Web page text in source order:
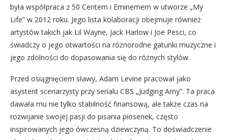
była współpraca z 50 Centem i Eminemem w utworze „My
Life” w 2012 roku. Jego lista kolaboracji obejmuje również
artystów takich jak Lil Wayne, Jack Harlow i Joe Pesci, co
świadczy o jego otwartości na różnorodne gatunki muzyczne i
jego zdolności do dopasowania się do różnych stylów.
Przed osiągnięciem sławy, Adam Levine pracował jako
asystent scenarzysty przy serialu CBS „Judging Amy”. Ta praca
dawała mu nie tylko stabilność finansową, ale także czas na
rozwijanie swojej pasji do pisania piosenek, często
inspirowanych jego ówczesną dziewczyną. To doświadczenie